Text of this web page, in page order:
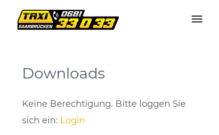
Downloads
Keine Berechtigung. Bitte loggen Sie
sich ein: Login